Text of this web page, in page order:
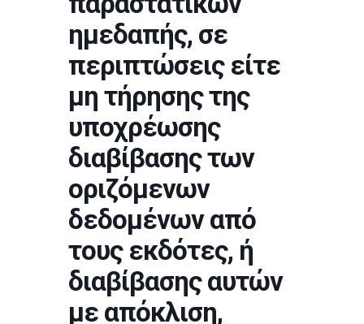
ημεδαπής, σε
περιπτώσεις είτε
μη τήρησης της
υποχρέωσης
διαβίβασης των
οριζόμενων
δεδομένων από
τους εκδότες, ή
διαβίβασης αυτών
με απόκλιση,